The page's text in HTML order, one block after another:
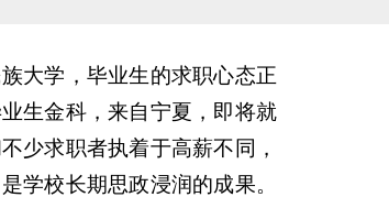
大学，毕业生的求职心态正
生金科，来自宁夏，即将就
少求职者执着于高薪不同，
学校长期思政浸润的成果。